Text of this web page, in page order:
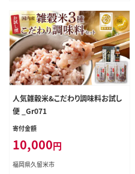
人気雑穀米&こだわり調味料お試し
便 _Gr071
寄付金額
10,000円
福岡県久留米市